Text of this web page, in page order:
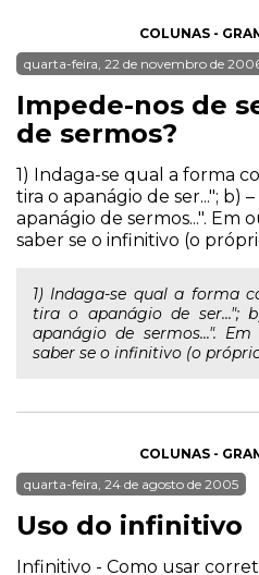
COLUNAS -
quarta-feira, 22 de novembro de
Impede-nos de
de sermos?
1) Indaga-se qual a forma
tira o apanágio de ser..."; b)
apanágio de sermos...". Em
saber se o infinitivo (o
1) Indaga-se qual a forma
tira o apanágio de ser...";
apanágio de sermos...".
saber se o infinitivo (o
COLUNAS -
quarta-feira, 24 de agosto de 2005
Uso do infinitivo
Infinitivo - Como usar